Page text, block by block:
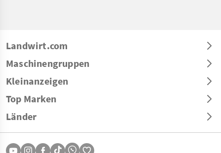
Landwirt.com
Maschinengruppen
Kleinanzeigen
Top Marken
Länder